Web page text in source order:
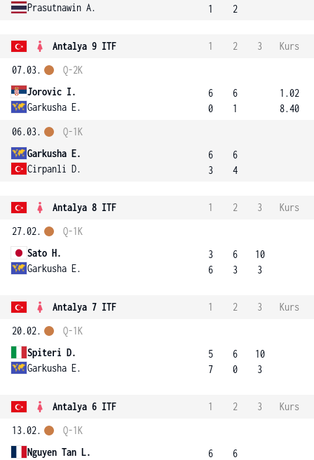
Prasutnawin A.
1
2
Antalya 9 ITF 1 2 3
Kurs
07.03.
Jorovic I.
Garkusha E.
Q-2K
6
0
6
1
1.02
8.40
06.03.
Garkusha E.
Cirpanli D.
Q-1K
6
3
6
4
Antalya 8 ITF 1 2 3
Kurs
27.02.
Sato H.
Garkusha E.
Q-1K
3
6
6
3
10
3
Antalya 7 ITF 1 2 3
Kurs
20.02.
Spiteri D.
Garkusha E.
Q-1K
5
7
6
0
10
3
Antalya 6 ITF 1 2 3
Kurs
13.02.
Nguyen Tan L.
Q-1K
6
6